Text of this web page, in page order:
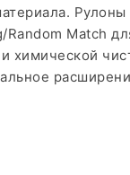
Match
химической